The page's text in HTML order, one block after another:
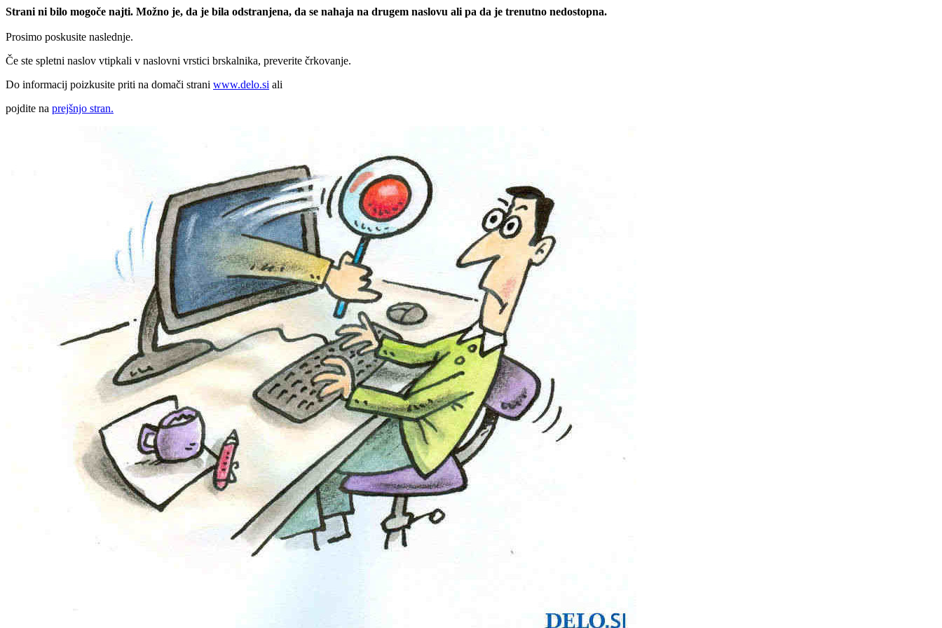
Strani ni bilo mogoče najti. Možno je, da je bila odstranjena, da se nahaja na drugem naslovu ali pa da je trenutno nedostopna.
Prosimo poskusite naslednje.
Če ste spletni naslov vtipkali v naslovni vrstici brskalnika, preverite črkovanje.
Do informacij poizkusite priti na domači strani www.delo.si ali
pojdite na prejšnjo stran.